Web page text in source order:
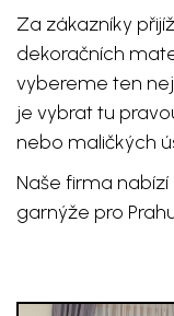
Za zákazníky
dekoračních
vybereme ten
je vybrat tu
nebo maličkých
Naše firma nabízí
garnýže pro